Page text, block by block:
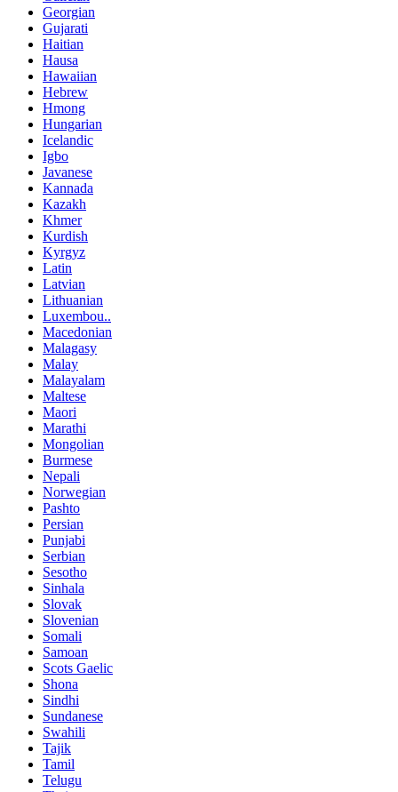
Georgian
Gujarati
Haitian
Hausa
Hawaiian
Hebrew
Hmong
Hungarian
Icelandic
Igbo
Javanese
Kannada
Kazakh
Khmer
Kurdish
Kyrgyz
Latin
Latvian
Lithuanian
Luxembou..
Macedonian
Malagasy
Malay
Malayalam
Maltese
Maori
Marathi
Mongolian
Burmese
Nepali
Norwegian
Pashto
Persian
Punjabi
Serbian
Sesotho
Sinhala
Slovak
Slovenian
Somali
Samoan
Scots Gaelic
Shona
Sindhi
Sundanese
Swahili
Tajik
Tamil
Telugu